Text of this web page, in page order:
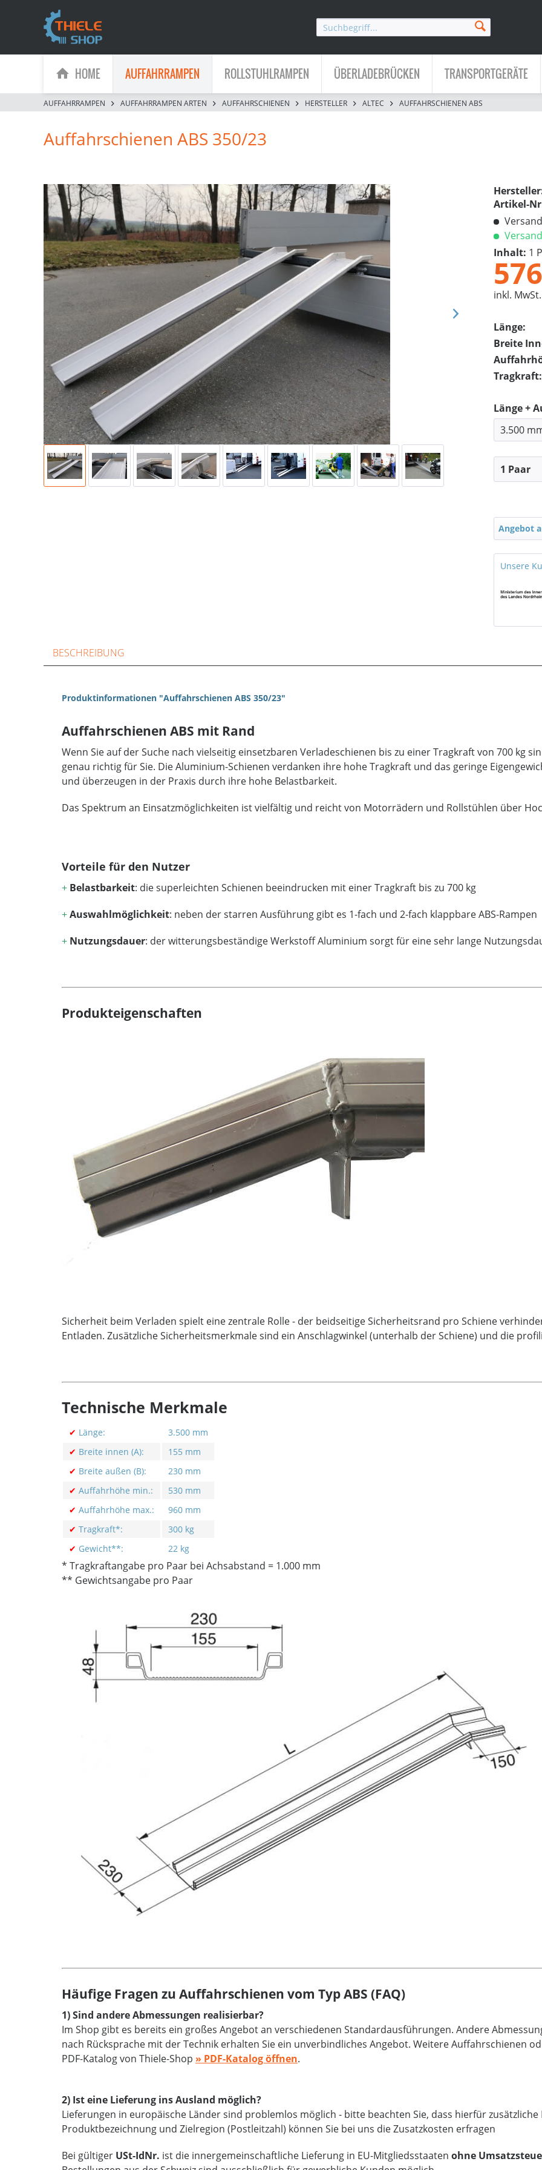
HOME AUFFAHRRAMPEN ROLLSTUHLRAMPEN ÜBERLADEBRÜCKEN TRANSPORTGERÄTE
AUFFAHRRAMPEN AUFFAHRRAMPEN ARTEN AUFFAHRSCHIENEN HERSTELLER ALTEC AUFFAHRSCHIENEN ABS
Auffahrschienen ABS 350/23
Artikel-
Inhalt: 1
inkl. MwSt.
Länge:
Breite
Tragkraft:
Länge +
Angebot
Unsere
BESCHREIBUNG
Produktinformationen "Auffahrschienen ABS 350/23"
Auffahrschienen ABS mit Rand
Wenn Sie auf der Suche nach vielseitig einsetzbaren Verladeschienen bis zu einer Tragkraft von 700 kg
genau richtig für Sie. Die Aluminium-Schienen verdanken ihre hohe Tragkraft und das geringe
und überzeugen in der Praxis durch ihre hohe Belastbarkeit.
Das Spektrum an Einsatzmöglichkeiten ist vielfältig und reicht von Motorrädern und Rollstühlen über
Vorteile für den Nutzer
+ Belastbarkeit: die superleichten Schienen beeindrucken mit einer Tragkraft bis zu 700 kg
+Auswahlmöglichkeit: neben der starren Ausführung gibt es 1-fach und 2-fach klappbare ABS-Rampen
+ Nutzungsdauer: der witterungsbeständige Werkstoff Aluminium sorgt für eine sehr lange
Produkteigenschaften
Sicherheit beim Verladen spielt eine zentrale Rolle - der beidseitige Sicherheitsrand pro Schiene
Entladen. Zusätzliche Sicherheitsmerkmale sind ein Anschlagwinkel (unterhalb der Schiene) und die
Technische Merkmale
✔ Länge:
3.500 mm
✔ Breite innen (A):
155 mm
✔ Breite außen (B):
230 mm
✔ Auffahrhöhe min.:
530 mm
✔ Auffahrhöhe max.:
960 mm
✔ Tragkraft*:
300 kg
✔ Gewicht**: 22 kg
* Tragkraftangabe pro Paar bei Achsabstand = 1.000 mm
** Gewichtsangabe pro Paar
Häufige Fragen zu Auffahrschienen vom Typ ABS (FAQ)
1) Sind andere Abmessungen realisierbar?
Im Shop gibt es bereits ein großes Angebot an verschiedenen Standardausführungen. Andere
nach Rücksprache mit der Technik erhalten Sie ein unverbindliches Angebot. Weitere Auffahrschienen
PDF-Katalog von Thiele-Shop » PDF-Katalog öffnen.
2) Ist eine Lieferung ins Ausland möglich?
Lieferungen in europäische Länder sind problemlos möglich - bitte beachten Sie, dass hierfür
Produktbezeichnung und Zielregion (Postleitzahl) können Sie bei uns die Zusatzkosten erfragen
Bei gültiger USt-IdNr. ist die innergemeinschaftliche Lieferung in EU-Mitgliedsstaaten ohne